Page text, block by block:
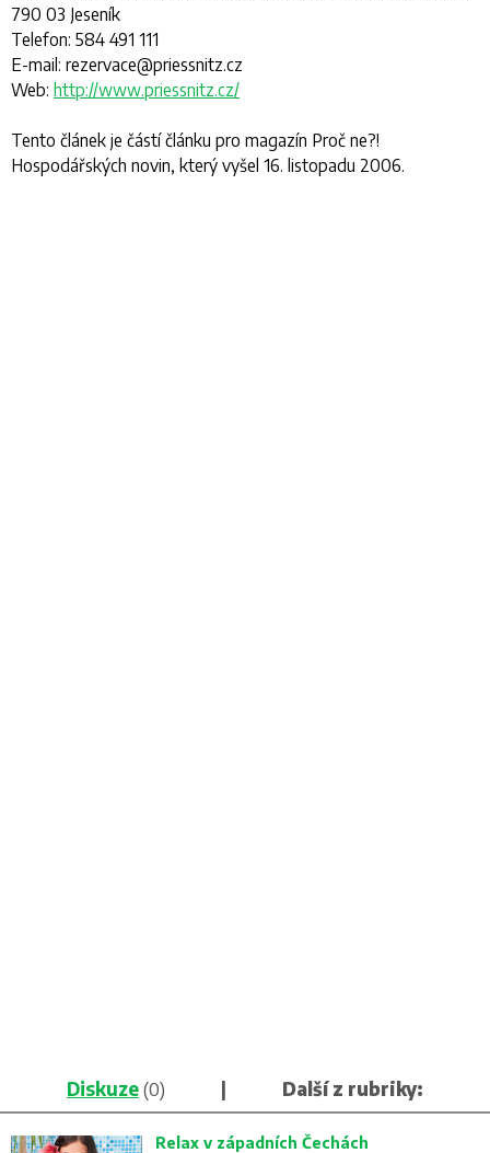
790 03 Jeseník
Telefon: 584 491 111
E-mail: rezervace@priessnitz.cz
Web: http://www.priessnitz.cz/
Tento článek je částí článku pro magazín Proč ne?!
Hospodářských novin, který vyšel 16. listopadu 2006.
Diskuze(0) | Další z rubriky:
Relax v západních Čechách